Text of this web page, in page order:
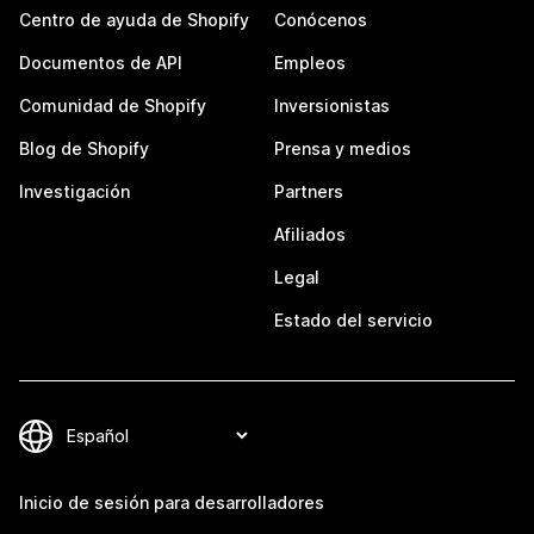
Centro de ayuda de Shopify
Documentos de API
Comunidad de Shopify
Blog de Shopify
Investigación
Conócenos
Empleos
Inversionistas
Prensa y medios
Partners
Afiliados
Legal
Estado del servicio
Inicio de sesión para desarrolladores